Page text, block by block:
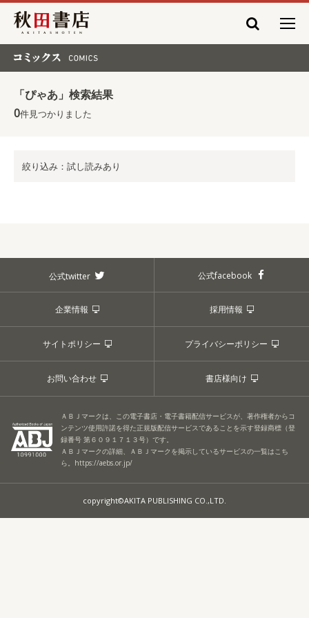
秋田書店
「ぴゃあ」検索結果
0件見つかりました
絞り込み：試し読みあり
公式twitter 公式facebook
企業情報 採用情報
サイトポリシー プライバシーポリシー
お問い合わせ 書店様向け
ＡＢＪマークは、この電子書店・電子書籍配信サービスが、著作権者からコ
ンテンツ使用許諾を得た正規版配信サービスであることを示す登録商標（登
録番号 第６０９１７１３号）です。
ＡＢＪマークの詳細、ＡＢＪマークを掲示しているサービスの一覧はこち
ら。 https://aebs.or.jp/
copyright©AKITA PUBLISHING CO.,LTD.